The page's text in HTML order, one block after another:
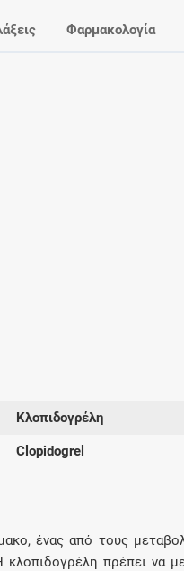
Φαρμακολογία
Κλοπιδογρέλη
Clopidogrel
ένας από τους
πρέπει να